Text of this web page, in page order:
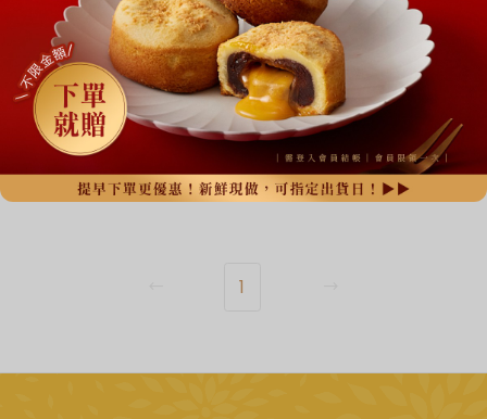
榮獲國際ITQI一星獎、全球純粹風味評鑑二星獎
【台灣】土鳳梨酥
10入 (蛋奶素)
$480
$699
Add to cart
1